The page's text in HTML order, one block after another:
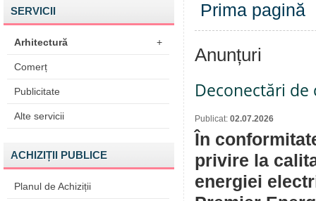
SERVICII
Arhitectură +
Comerț
Publicitate
Alte servicii
ACHIZIȚII PUBLICE
Planul de Achiziții
Prima pagină
Anunțuri
Deconectări
Publicat: 02.07.2026
În
privire la
energiei